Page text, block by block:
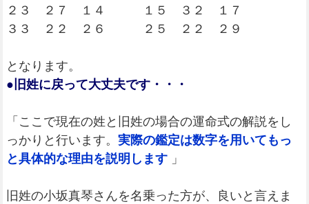
２３ ２７ １４ １５ ３２ １７
３３ ２２ ２６ ２５ ２２ ２９
となります。
●旧姓に戻って大丈夫です・・・
「ここで現在の姓と旧姓の場合の運命式の解説をし
っかりと行います。 実際の鑑定は数字を用いてもっ
と具体的な理由を説明します」
旧姓の小坂真琴さんを名乗った方が、良いと言えま